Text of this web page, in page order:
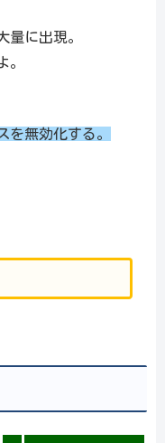
量に出現。
。
を無効化する。